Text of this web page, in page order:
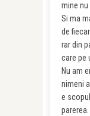
mine nu
Si ma
de
rar din
care pe
Nu am
nimeni
e
parerea.